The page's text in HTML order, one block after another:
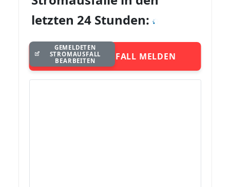
letzten 24 Stunden:
STROMAUSFALL MELDEN
GEMELDETEN
STROMAUSFALL
BEARBEITEN